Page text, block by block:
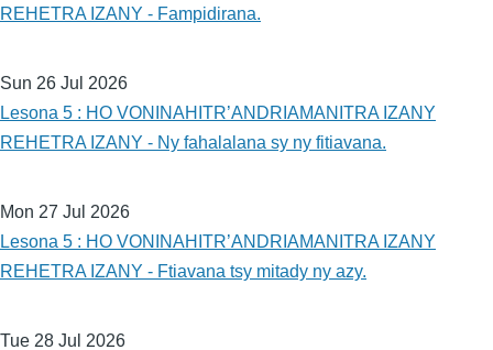
REHETRA IZANY - Fampidirana.
Sun 26 Jul 2026
Lesona 5 : HO VONINAHITR’ANDRIAMANITRA IZANY
REHETRA IZANY - Ny fahalalana sy ny fitiavana.
Mon 27 Jul 2026
Lesona 5 : HO VONINAHITR’ANDRIAMANITRA IZANY
REHETRA IZANY - Ftiavana tsy mitady ny azy.
Tue 28 Jul 2026